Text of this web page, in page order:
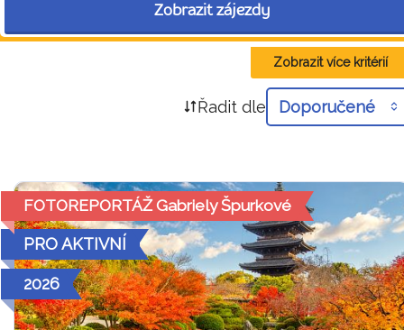
Zobrazit zájezdy
Zobrazit více kritérií
Řadit dle Doporučené
FOTOREPORTÁŽ Gabriely Špurkové
PRO AKTIVNÍ
2026